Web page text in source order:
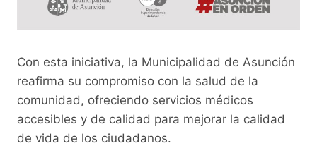
Con esta iniciativa, la Municipalidad de Asunción
reafirma su compromiso con la salud de la
comunidad, ofreciendo servicios médicos
accesibles y de calidad para mejorar la calidad
de vida de los ciudadanos.